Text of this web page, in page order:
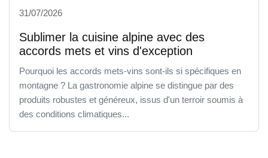
31/07/2026
Sublimer la cuisine alpine avec des
accords mets et vins d'exception
Pourquoi les accords mets-vins sont-ils si spécifiques en
montagne ? La gastronomie alpine se distingue par des
produits robustes et généreux, issus d'un terroir soumis à
des conditions climatiques...